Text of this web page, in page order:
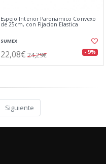
Espejo Interior Paronamico Convexo
de 25cm, con Fijacion Elastica
SUMEX
22,08€ 24,29€ - 9%
Siguiente